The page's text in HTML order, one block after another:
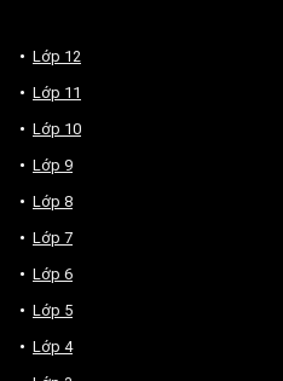
Lớp 12
Lớp 11
Lớp 10
Lớp 9
Lớp 8
Lớp 7
Lớp 6
Lớp 5
Lớp 4